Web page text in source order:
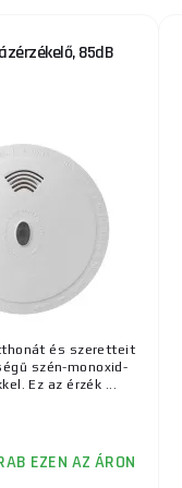
85dB
és szeretteit
szén-monoxid-
Ez az érzék ...
EZEN AZ ÁRON